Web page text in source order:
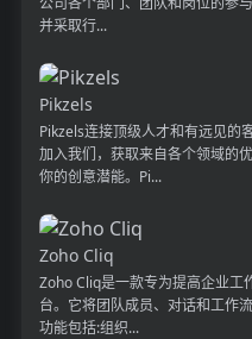
并采取行...
Pikzels
Pikzels连接顶级人才和有远见的
加入我们，获取来自各个领域的
你的创意潜能。Pi...
Zoho Cliq
Zoho Cliq是一款专为提高企业工
台。它将团队成员、对话和工作
功能包括:组织...